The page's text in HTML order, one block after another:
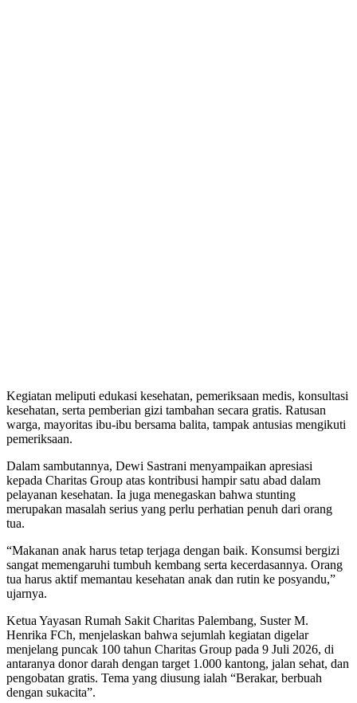
Kegiatan meliputi edukasi kesehatan, pemeriksaan medis, konsultasi
kesehatan, serta pemberian gizi tambahan secara gratis. Ratusan
warga, mayoritas ibu-ibu bersama balita, tampak antusias mengikuti
pemeriksaan.
Dalam sambutannya, Dewi Sastrani menyampaikan apresiasi
kepada Charitas Group atas kontribusi hampir satu abad dalam
pelayanan kesehatan. Ia juga menegaskan bahwa stunting
merupakan masalah serius yang perlu perhatian penuh dari orang
tua.
“Makanan anak harus tetap terjaga dengan baik. Konsumsi bergizi
sangat memengaruhi tumbuh kembang serta kecerdasannya. Orang
tua harus aktif memantau kesehatan anak dan rutin ke posyandu,”
ujarnya.
Ketua Yayasan Rumah Sakit Charitas Palembang, Suster M.
Henrika FCh, menjelaskan bahwa sejumlah kegiatan digelar
menjelang puncak 100 tahun Charitas Group pada 9 Juli 2026, di
antaranya donor darah dengan target 1.000 kantong, jalan sehat, dan
pengobatan gratis. Tema yang diusung ialah “Berakar, berbuah
dengan sukacita”.